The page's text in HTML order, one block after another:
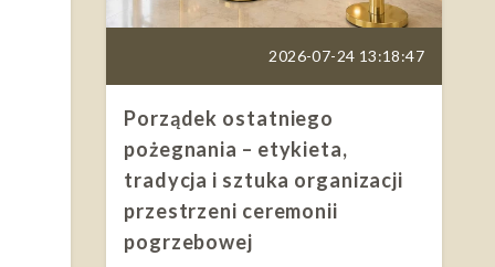
2026-07-24 13:18:47
Porządek ostatniego
pożegnania – etykieta,
tradycja i sztuka organizacji
przestrzeni ceremonii
pogrzebowej